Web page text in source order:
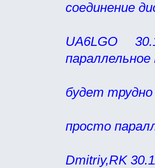
соединение
UA6LGO
будет
просто
Dmitriy,RK